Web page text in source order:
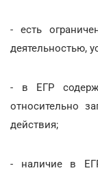
- есть
деятельностью,
- в ЕГР
относительно
действия;
- наличие в